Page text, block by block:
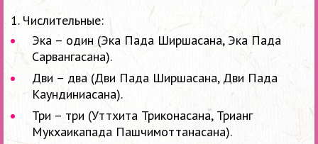
1. Числительные:
Эка – один (Эка Пада Ширшасана, Эка Пада
Сарвангасана).
Дви – два (Дви Пада Ширшасана, Дви Пада
Каундиниасана).
Три – три (Уттхита Триконасана, Трианг
Мукхаикапада Пашчимоттанасана).